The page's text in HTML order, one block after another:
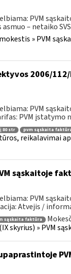
PVM
– netaiko
» PVM
2006/
PVM
PVM įstatymo
80 str pvm sąskaita
reikalavimai
sąskaitoje
PVM
Atvejis /
sąskaita faktūra
skyrius) » PVM